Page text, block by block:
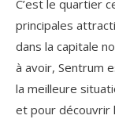
C’est le quartier
principales
dans la capitale
à avoir, Sentrum
la meilleure
et pour découvrir